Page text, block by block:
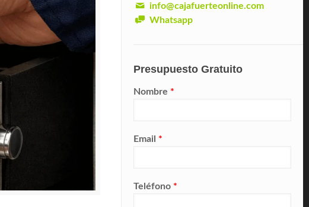
info@cajafuerteonline.com
Whatsapp
Presupuesto Gratuito
Nombre *
Email *
Teléfono *